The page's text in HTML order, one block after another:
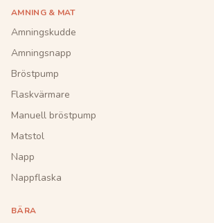
AMNING & MAT
Amningskudde
Amningsnapp
Bröstpump
Flaskvärmare
Manuell bröstpump
Matstol
Napp
Nappflaska
BÄRA